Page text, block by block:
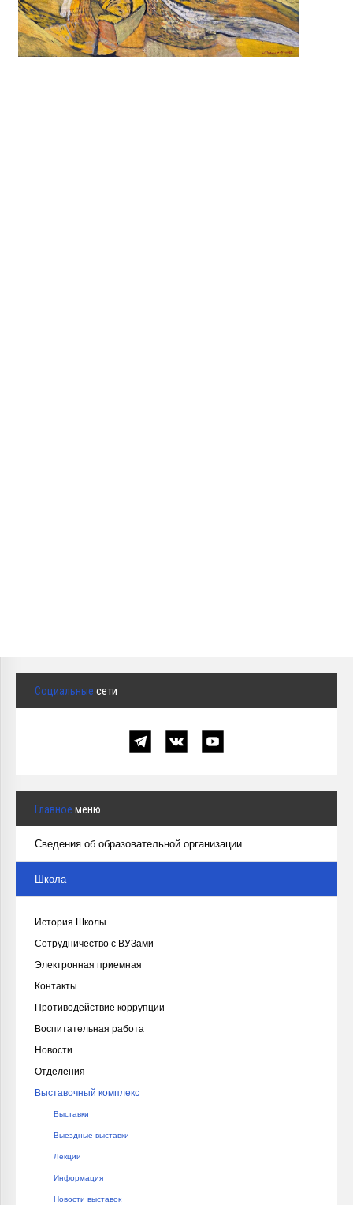
Социальные сети
Главное меню
Сведения об образовательной организации
Школа
История Школы
Сотрудничество с ВУЗами
Электронная приемная
Контакты
Противодействие коррупции
Воспитательная работа
Новости
Отделения
Выставочный комплекс
Выставки
Выездные выставки
Лекции
Информация
Новости выставок